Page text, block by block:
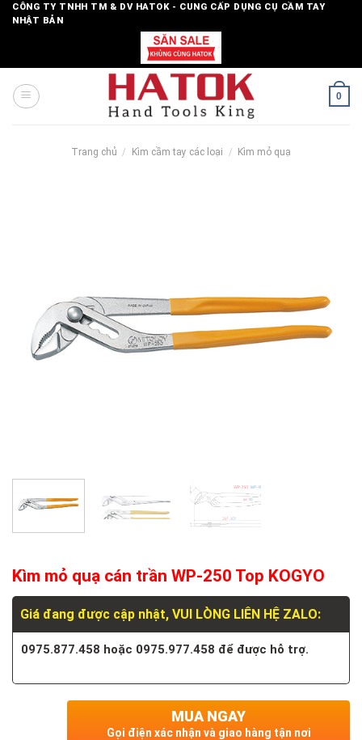
SkipCÔNG TY TNHH TM & DV HATOK - CUNG CẤP DỤNG CỤ CẦM TAY
NHẬT BẢN
0
Trang chủ / Kìm cầm tay các loại / Kìm mỏ quạ
Kìm mỏ quạ cán trần WP-250 Top KOGYO
Giá đang được cập nhật, VUI LÒNG LIÊN HỆ ZALO:
0975.877.458 hoặc 0975.977.458 để được hỗ trợ.
MUA NGAY
Gọi điện xác nhận và giao hàng tận nơi